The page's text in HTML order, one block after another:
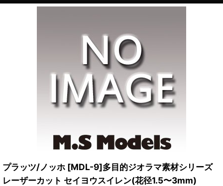
プラッツ/ノッホ [MDL-9]多目的ジオラマ素材シリーズ
レーザーカット セイヨウスイレン(花径1.5〜3mm)